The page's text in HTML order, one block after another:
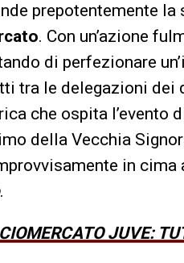
prepotentemente
. Con un’azione
di perfezionare
tra le delegazioni dei
che ospita l’evento
della Vecchia
in
.
JUVE: